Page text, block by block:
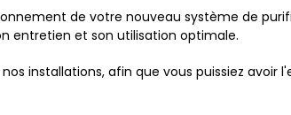
de votre nouveau système de
entretien et son utilisation optimale.
installations, afin que vous puissiez avoir